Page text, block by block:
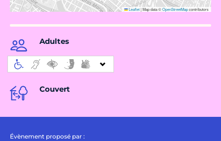
Leaflet|Map data ©OpenStreetMapcontributors
Adultes
Couvert
Évènement proposé par :